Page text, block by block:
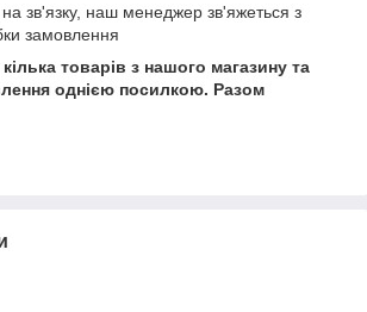
зв'язку, наш менеджер зв'яжеться з
замовлення
товарів з нашого магазину та
однією посилкою. Разом